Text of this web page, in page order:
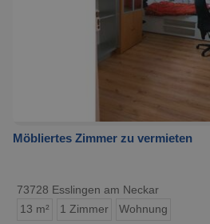
Möbliertes Zimmer zu vermieten
73728 Esslingen am Neckar
13 m²
1 Zimmer Wohnung